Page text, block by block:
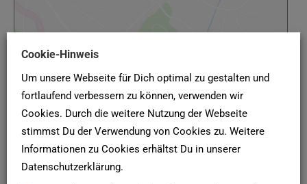
Google Karte laden
Die Karte wurde von Google Maps eingebettet.
Es gelten dieDatenschutzerklärungenvon Google.
Cookie-Hinweis
Um unsere Webseite für Dich optimal zu gestalten und
fortlaufend verbessern zu können, verwenden wir
Cookies. Durch die weitere Nutzung der Webseite
stimmst Du der Verwendung von Cookies zu. Weitere
Informationen zu Cookies erhältst Du in unserer
Datenschutzerklärung.